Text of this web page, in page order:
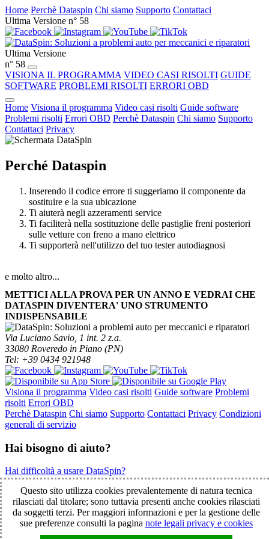
Home Perchè Dataspin Chi siamo Supporto Contattaci
Ultima Versione n° 58
Ultima Versione
n° 58
VISIONA IL PROGRAMMA VIDEO CASI RISOLTI GUIDE
SOFTWARE PROBLEMI RISOLTI ERRORI OBD
Home Visiona il programma Video casi risolti Guide software
Problemi risolti Errori OBD Perchè Dataspin Chi siamo Supporto
Contattaci Privacy
Perché Dataspin
Inserendo il codice errore ti suggeriamo il componente da
sostituire e la sua ubicazione
Ti aiuterà negli azzeramenti service
Ti faciliterà nella sostituzione delle pastiglie freni posteriori
sulle vetture con freno a mano elettrico
Ti supporterà nell'utilizzo del tuo tester autodiagnosi
e molto altro...
METTICI ALLA PROVA PER UN ANNO E VEDRAI CHE
DATASPIN DIVENTERA' UNO STRUMENTO
INDISPENSABILE
Via Luciano Savio, 1 int. 2 z.a.
33080 Roveredo in Piano (PN)
Tel: +39 0434 921948
Visiona il programma Video casi risolti Guide software Problemi
risolti Errori OBD
Perchè Dataspin Chi siamo Supporto Contattaci Privacy Condizioni
generali di servizio
Hai bisogno di aiuto?
Hai difficoltà a usare DataSpin?
Clicca per la teleassistenza!
© 2003-2026 DataSpin è un marchio SpinelCar - Tutti i diritti
riservati - È vietata la riproduzione anche parziale - Partita IVA
Questo sito utilizza cookies prevalentemente di natura tecnica
rilasciati dal titolare; sono tuttavia presenti anche cookies rilasciati
da soggetti terzi. Per maggiori informazioni e per la gestione delle
sue preferenze consulti la pagina note legali privacy e cookies